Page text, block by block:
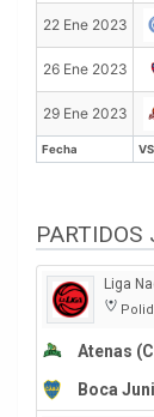
Fecha VS
22 Ene 2023
26 Ene 2023
29 Ene 2023
Fecha VS
PARTIDOS
Liga
Atenas
Boca